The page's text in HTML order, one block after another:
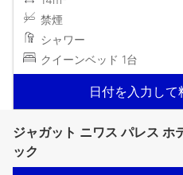
禁煙
シャワー
クイーンベッド 1台
日付を入力して
ジャガット ニワス パレス ホ
ック